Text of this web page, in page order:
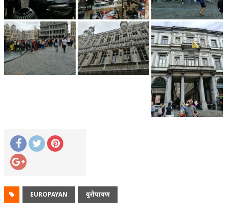
EUROPAYAN युरोपायण